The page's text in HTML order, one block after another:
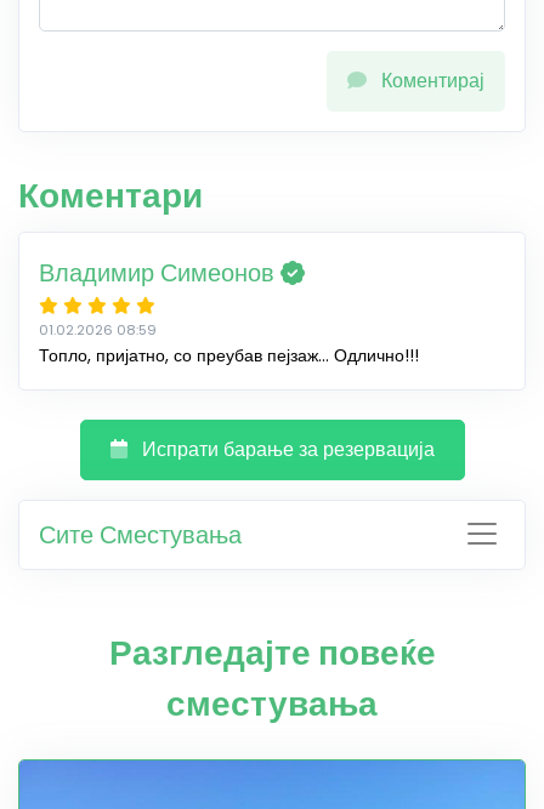
Коментирај
Коментари
Владимир Симеонов
01.02.2026 08:59
Топло, пријатно, со преубав пејзаж... Одлично!!!
Испрати барање за резервација
Сите Сместувања
Разгледајте повеќе
сместувања